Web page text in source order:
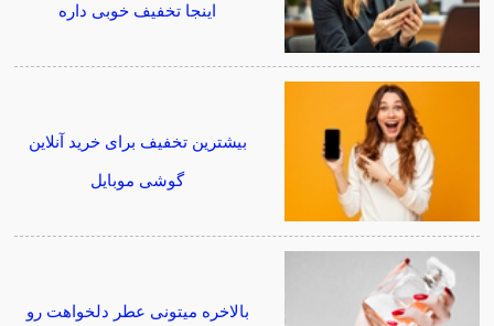
اینجا تخفیف خوبی داره
بیشترین تخفیف برای خرید آنلاین
گوشی موبایل
بالاخره میتونی عطر دلخواهت رو